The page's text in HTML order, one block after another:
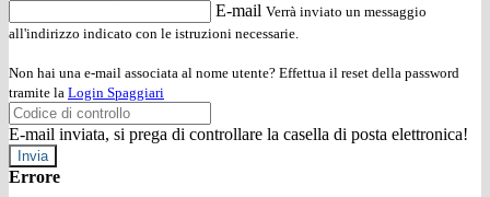
E-mail Verrà inviato un messaggio
all'indirizzo indicato con le istruzioni necessarie.
Non hai una e-mail associata al nome utente? Effettua il reset della password
tramite la Login Spaggiari
E-mail inviata, si prega di controllare la casella di posta elettronica!
Errore